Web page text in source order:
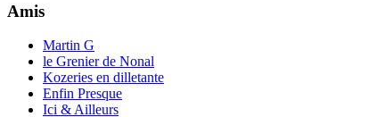
Amis
Martin G
le Grenier de Nonal
Kozeries en dilletante
Enfin Presque
Ici & Ailleurs